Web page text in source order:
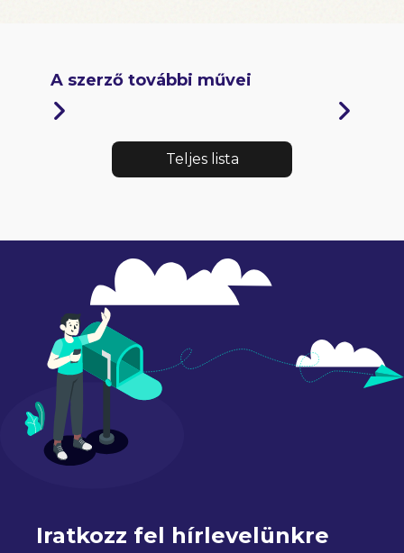
A szerző további művei
Teljes lista
Iratkozz fel hírlevelünkre